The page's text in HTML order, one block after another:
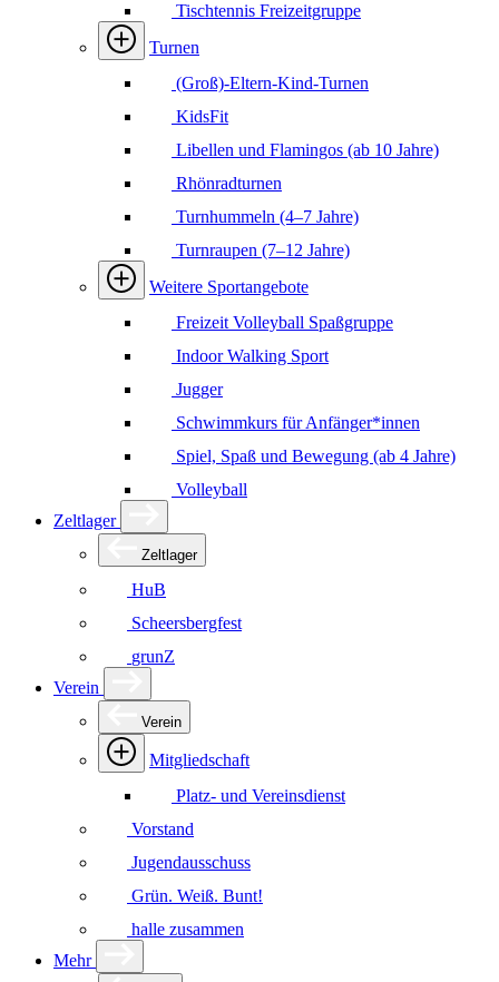
Tischtennis Freizeitgruppe
Turnen
(Groß)-Eltern-Kind-Turnen
KidsFit
Libellen und Flamingos (ab 10 Jahre)
Rhönradturnen
Turnhummeln (4–7 Jahre)
Turnraupen (7–12 Jahre)
Weitere Sportangebote
Freizeit Volleyball Spaßgruppe
Indoor Walking Sport
Jugger
Schwimmkurs für Anfänger*innen
Spiel, Spaß und Bewegung (ab 4 Jahre)
Volleyball
Zeltlager
Zeltlager
HuB
Scheersbergfest
grunZ
Verein
Verein
Mitgliedschaft
Platz- und Vereinsdienst
Vorstand
Jugendausschuss
Grün. Weiß. Bunt!
halle zusammen
Mehr